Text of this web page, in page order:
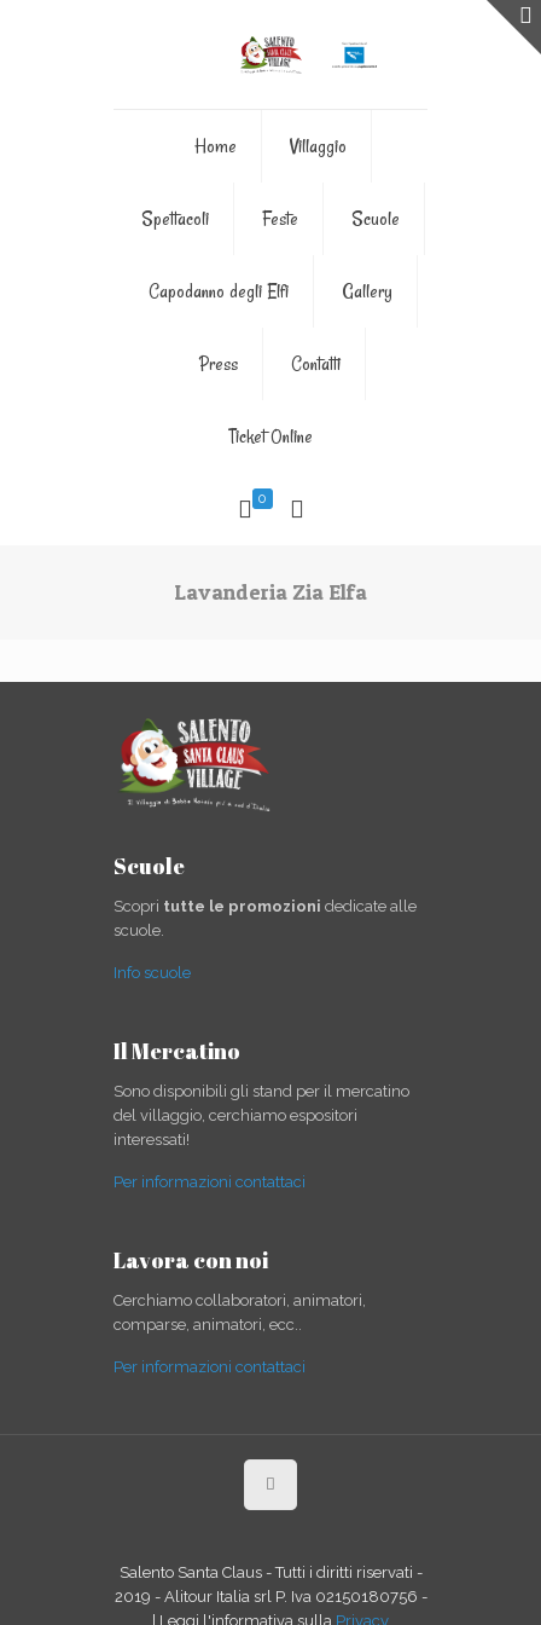
Home Villaggio
Spettacoli Feste Scuole
Capodanno degli Elfi Gallery
Press Contatti
Ticket Online
0
Lavanderia Zia Elfa
Scuole
Scopri tutte le promozioni dedicate alle
scuole.
Info scuole
Il Mercatino
Sono disponibili gli stand per il mercatino
del villaggio, cerchiamo espositori
interessati!
Per informazioni contattaci
Lavora con noi
Cerchiamo collaboratori, animatori,
comparse, animatori, ecc..
Per informazioni contattaci
Salento Santa Claus - Tutti i diritti riservati -
2019 - Alitour Italia srl P. Iva 02150180756 -
| Leggi l'informativa sulla Privacy